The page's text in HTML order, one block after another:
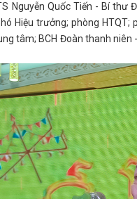
Nguyễn Quốc Tiến - Bí
Hiệu trưởng; phòng
tâm; BCH Đoàn thanh